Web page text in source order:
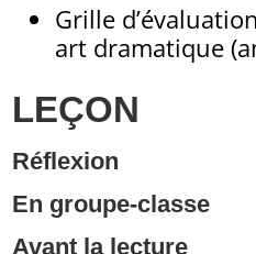
Grille
art dramatique
LEÇON
Réflexion
En groupe-classe
Avant la lecture